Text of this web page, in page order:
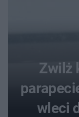
Zwilż
wleci